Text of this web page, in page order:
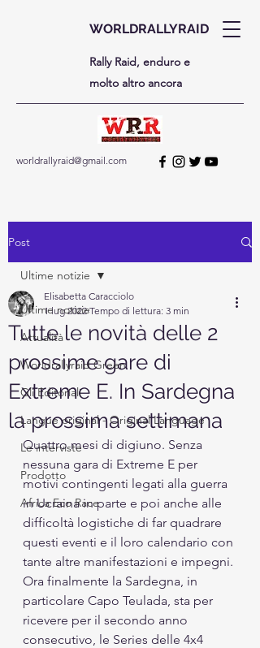
WORLDRALLYRAID
Rally Raid, enduro e
molto altro ancora
worldrallyraid@gmail.com
Post
Ultime notizie
Attualità
Worldrallyraid Green
Gli Editoriali
Langue original - Original Language
Le interviste
Prodotto
Africa Eco Race
Ultime notizie
Tutte le novità delle 2
prossime gare di
Extreme E. In Sardegna
la prossima settimana
Elisabetta Caracciolo
1 lug 2022 Tempo di lettura: 3 min
Quattro mesi di digiuno. Senza
nessuna gara di Extreme E per
motivi contingenti legati alla guerra
in Ucraina in parte e poi anche alle
difficoltà logistiche di far quadrare
questi eventi e il loro calendario con
tante altre manifestazioni e impegni.
Ora finalmente la Sardegna, in
particolare Capo Teulada, sta per
ricevere per il secondo anno
consecutivo, le Series delle 4x4